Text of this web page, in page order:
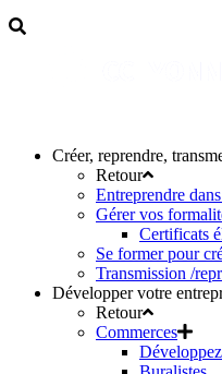
Créer, reprendre,
Retour
Entreprendre
Gérer vos
Certificats
Se former pour
Transmission /
Développer votre
Retour
Commerces